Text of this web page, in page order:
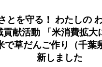
とを守る！ わたしの
貢献活動 「米消費拡大
で草だんご作り（千葉
新しました